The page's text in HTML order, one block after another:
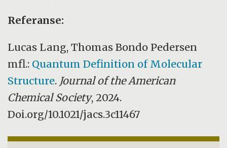
Referanse:
Lucas Lang, Thomas Bondo Pedersen
mfl.: Quantum Definition of Molecular
Structure. Journal of the American
Chemical Society, 2024.
Doi.org/10.1021/jacs.3c11467